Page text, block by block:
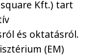
Kft.) tart
és oktatásról.
(EM)